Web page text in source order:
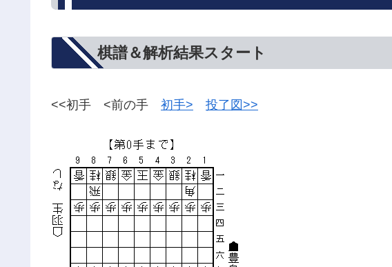
棋譜＆解析結果スタート
<<初手 <前の手 初手> 投了図>>